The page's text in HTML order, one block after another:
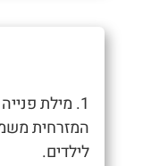
1. מילת
המזרחית
לילדים.